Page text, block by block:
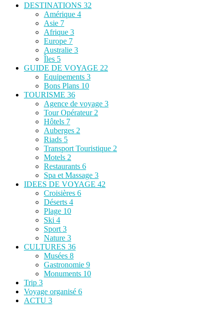
DESTINATIONS 32
Amérique 4
Asie 7
Afrique 3
Europe 7
Australie 3
Îles 5
GUIDE DE VOYAGE 22
Equipements 3
Bons Plans 10
TOURISME 36
Agence de voyage 3
Tour Opérateur 2
Hôtels 7
Auberges 2
Riads 5
Transport Touristique 2
Motels 2
Restaurants 6
Spa et Massage 3
IDEES DE VOYAGE 42
Croisières 6
Déserts 4
Plage 10
Ski 4
Sport 3
Nature 3
CULTURES 36
Musées 8
Gastronomie 9
Monuments 10
Trip 3
Voyage organisé 6
ACTU 3